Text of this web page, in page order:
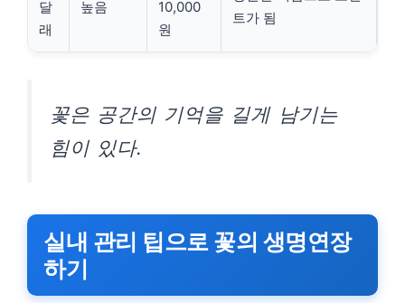
달
래
높음
10,000
원
트가 됨
꽃은 공간의 기억을 길게 남기는
힘이 있다.
실내 관리 팁으로 꽃의 생명연장
하기